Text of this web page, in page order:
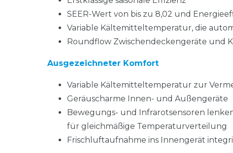
SEER-Wert von bis zu 8,02 und
Variable Kältemitteltemperatur, die
Roundflow Zwischendeckengeräte und
Ausgezeichneter Komfort
Variable Kältemitteltemperatur zur
Geräuscharme Innen- und Außengeräte
Bewegungs- und Infrarotsensoren
für gleichmäßige Temperaturverteilung
Frischluftaufnahme ins Innengerät